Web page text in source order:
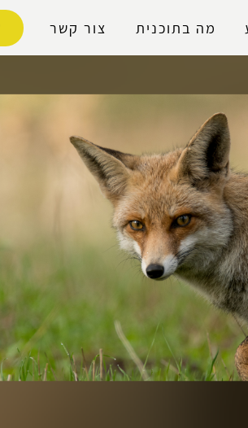
מה בתוכנית צור קשר